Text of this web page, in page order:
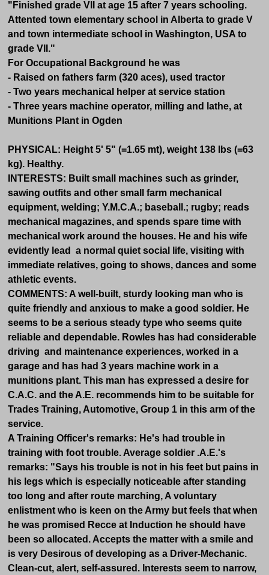
"Finished grade VII at age 15 after 7 years schooling.
Attented town elementary school in Alberta to grade V
and town intermediate school in Washington, USA to
grade VII."
For Occupational Background he was
- Raised on fathers farm (320 aces), used tractor
- Two years mechanical helper at service station
- Three years machine operator, milling and lathe, at
Munitions Plant in Ogden
PHYSICAL: Height 5' 5" (=1.65 mt), weight 138 lbs (=63
kg). Healthy.
INTERESTS: Built small machines such as grinder,
sawing outfits and other small farm mechanical
equipment, welding; Y.M.C.A.; baseball.; rugby; reads
mechanical magazines, and spends spare time with
mechanical work around the houses. He and his wife
evidently lead a normal quiet social life, visiting with
immediate relatives, going to shows, dances and some
athletic events.
COMMENTS: A well-built, sturdy looking man who is
quite friendly and anxious to make a good soldier. He
seems to be a serious steady type who seems quite
reliable and dependable. Rowles has had considerable
driving and maintenance experiences, worked in a
garage and has had 3 years machine work in a
munitions plant. This man has expressed a desire for
C.A.C. and the A.E. recommends him to be suitable for
Trades Training, Automotive, Group 1 in this arm of the
service.
A Training Officer's remarks: He's had trouble in
training with foot trouble. Average soldier .A.E.'s
remarks: "Says his trouble is not in his feet but pains in
his legs which is especially noticeable after standing
too long and after route marching, A voluntary
enlistment who is keen on the Army but feels that when
he was promised Recce at Induction he should have
been so allocated. Accepts the matter with a smile and
is very Desirous of developing as a Driver-Mechanic.
Clean-cut, alert, self-assured. Interests seem to narrow,